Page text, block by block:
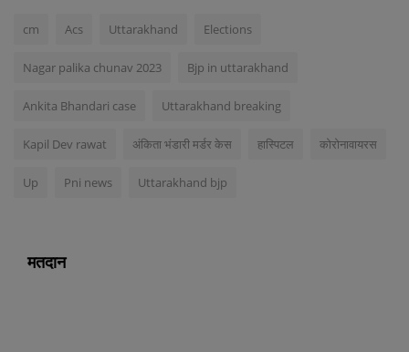
cm Acs Uttarakhand Elections
Nagar palika chunav 2023 Bjp in uttarakhand
Ankita Bhandari case Uttarakhand breaking
Kapil Dev rawat अंकिता भंडारी मर्डर केस हास्पिटल कोरोनावायरस
Up Pni news Uttarakhand bjp
मतदान